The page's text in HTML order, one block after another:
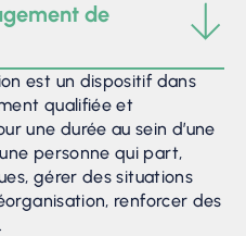
de
est un dispositif dans
qualifiée et
une durée au sein d’une
personne qui part,
gérer des situations
renforcer des